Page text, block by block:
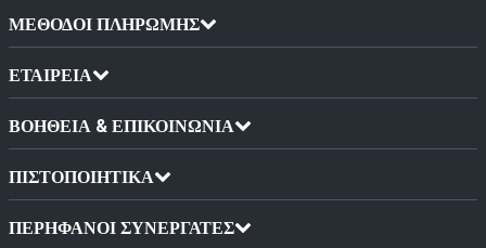
ΜΈΘΟΔΟΙ ΠΛΗΡΩΜΉΣ
ΕΤΑΙΡΕΙΑ
ΒΟΗΘΕΙΑ & ΕΠΙΚΟΙΝΩΝΙΑ
ΠΙΣΤΟΠΟΙΗΤΙΚΆ
ΠΕΡΉΦΑΝΟΙ ΣΥΝΕΡΓΆΤΕΣ